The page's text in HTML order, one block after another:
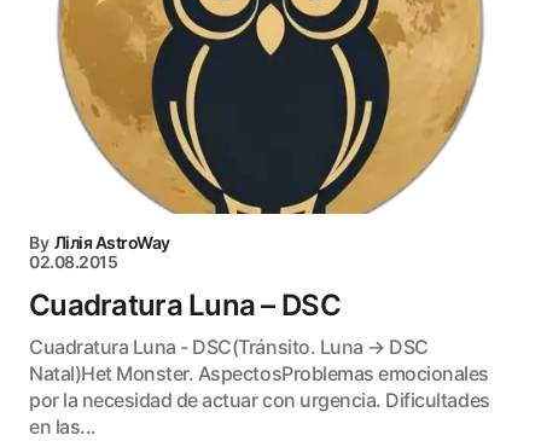
By Лілія AstroWay
02.08.2015
Cuadratura Luna – DSC
Cuadratura Luna - DSC(Tránsito. Luna → DSC
Natal)Het Monster. AspectosProblemas emocionales
por la necesidad de actuar con urgencia. Dificultades
en las...